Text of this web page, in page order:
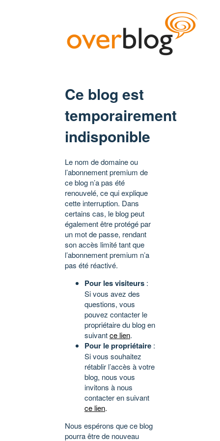
Ce blog est
temporairement
indisponible
Le nom de domaine ou
l’abonnement premium de
ce blog n’a pas été
renouvelé, ce qui explique
cette interruption. Dans
certains cas, le blog peut
également être protégé par
un mot de passe, rendant
son accès limité tant que
l’abonnement premium n’a
pas été réactivé.
Pour les visiteurs :
Si vous avez des
questions, vous
pouvez contacter le
propriétaire du blog en
suivantce lien.
Pour le propriétaire :
Si vous souhaitez
rétablir l’accès à votre
blog, nous vous
invitons à nous
contacter en suivant
ce lien.
Nous espérons que ce blog
pourra être de nouveau